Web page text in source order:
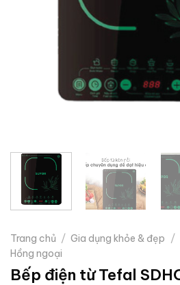
Trang chủ / Gia dụng khỏe & đẹp /
Hồng ngoại
Bếp điện từ Tefal